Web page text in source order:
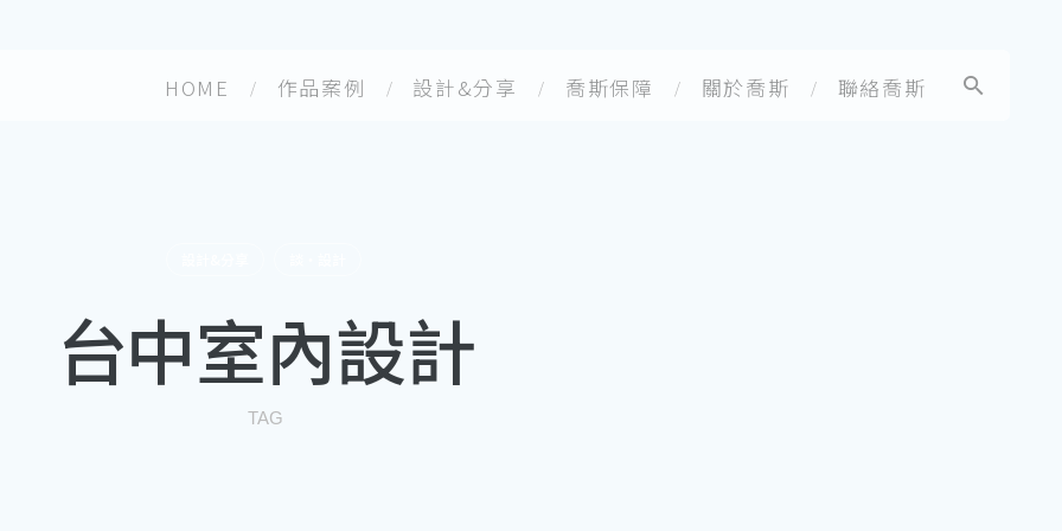
HOME 作品案例 設計&分享 喬斯保障 關於喬斯 聯絡喬斯
台中室內設計
TAG